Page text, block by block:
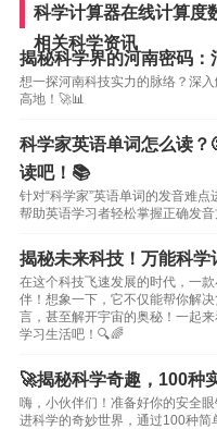
科学计算器在线计算度
相关科学资讯
揭秘科学界的河南密码
想一探河南科技实力的脉络？深
高地！🚀📊
科学家英语单词怎么读
读吧！📚
针对“科学家”英语单词的发音难
帮助英语学习者轻松掌握正确发音
揭秘未来科技！万能科
在这个科技飞速发展的时代，一
伴！想象一下，它不仅能帮你解
言，甚至解开宇宙的奥秘！一起
学习生活吧！🔍🌈
🚀揭秘科学奇趣，100种
嗨，小伙伴们！准备好你的安全
进科学的奇妙世界，通过100种